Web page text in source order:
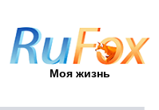
Моя жизнь